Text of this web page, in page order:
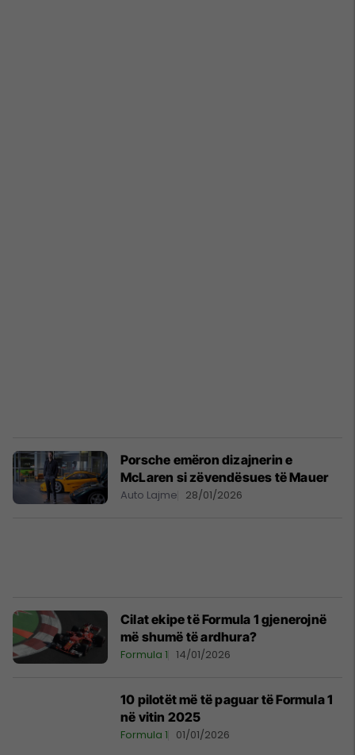
Porsche emëron dizajnerin e
McLaren si zëvendësues të Mauer
Auto Lajme 28/01/2026
Cilat ekipe të Formula 1 gjenerojnë
më shumë të ardhura?
Formula 1 14/01/2026
10 pilotët më të paguar të Formula 1
në vitin 2025
Formula 1 01/01/2026